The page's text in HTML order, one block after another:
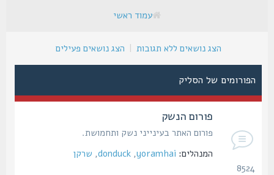
עמוד ראשי
הצג נושאים ללא תגובות | הצג נושאים פעילים
הפורומים של הסליק
פורום הנשק
פורום האתר בעינייני נשק ותחמושת.
המנהלים: yoramhai
,
donduck
,שרקן
8524